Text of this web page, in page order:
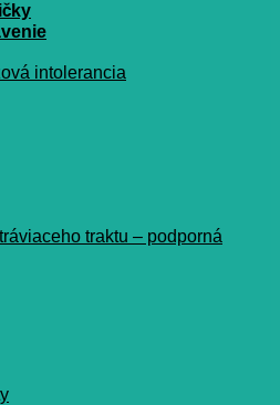
intolerancia
traktu – podporná